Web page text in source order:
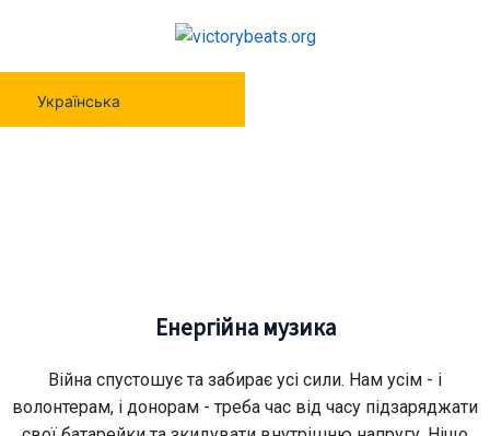
Українська
Енергійна музика
Війна спустошує та забирає усі сили. Нам усім - і
волонтерам, і донорам - треба час від часу підзаряджати